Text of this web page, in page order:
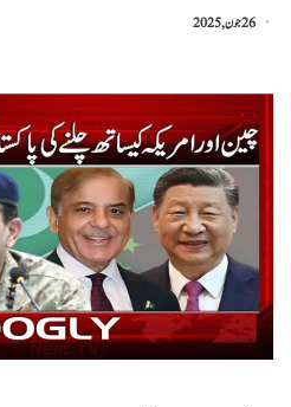
26 جون, 2025